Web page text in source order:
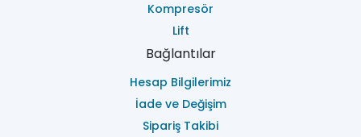
Kompresör
Lift
Bağlantılar
Hesap Bilgilerimiz
İade ve Değişim
Sipariş Takibi